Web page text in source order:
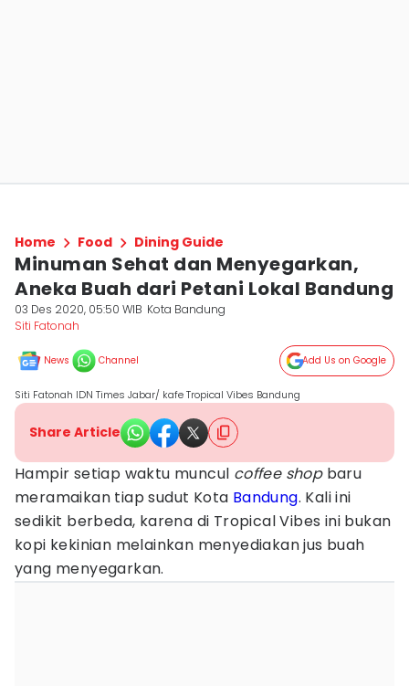
Home Food Dining Guide
Minuman Sehat dan Menyegarkan,
Aneka Buah dari Petani Lokal Bandung
03 Des 2020, 05:50 WIB Kota Bandung
Siti Fatonah
News Channel Add Us on Google
Siti Fatonah IDN Times Jabar/ kafe Tropical Vibes Bandung
Share Article
Hampir setiap waktu muncul coffee shopbaru
meramaikan tiap sudut Kota Bandung. Kali ini
sedikit berbeda, karena di Tropical Vibes ini bukan
kopi kekinian melainkan menyediakan jus buah
yang menyegarkan.